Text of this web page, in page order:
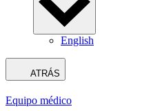
English
ATRÁS
Equipo médico